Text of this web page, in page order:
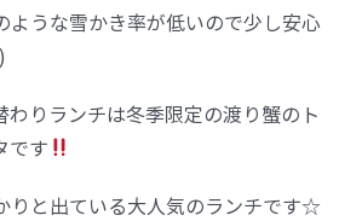
ような雪かき率が低いので少し安心
わりランチは冬季限定の渡り蟹のト
です
りと出ている大人気のランチです☆